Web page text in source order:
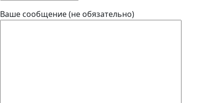
Ваше сообщение (не обязательно)